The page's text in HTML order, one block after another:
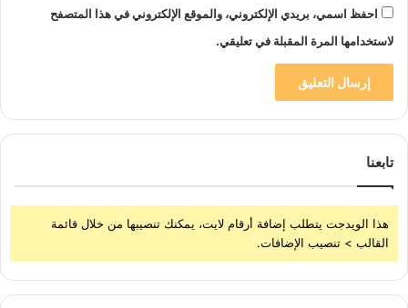
احفظ اسمي، بريدي الإلكتروني، والموقع الإلكتروني في هذا المتصفح
لاستخدامها المرة المقبلة في تعليقي.
تابعنا
هذا الويدجت يتطلب إضافة أرقام لايت، يمكنك تنصيبها من خلال قائمة
القالب > تنصيب الإضافات.